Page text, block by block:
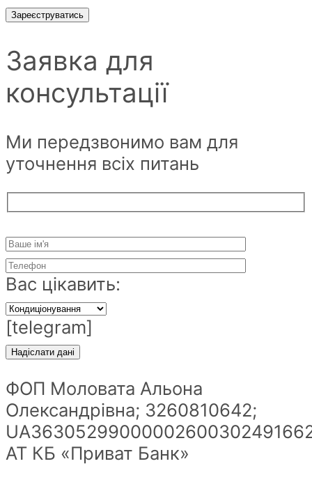
Зареєструватись
Заявка для
консультації
Ми передзвонимо вам для
уточнення всіх питань
Вас цікавить:
[telegram]
ФОП Моловата Альона
Олександрівна; 3260810642;
АТ КБ «Приват Банк»